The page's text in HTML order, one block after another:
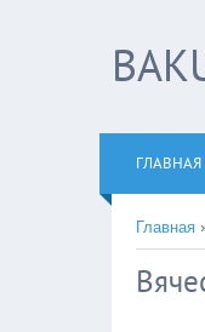
Главная